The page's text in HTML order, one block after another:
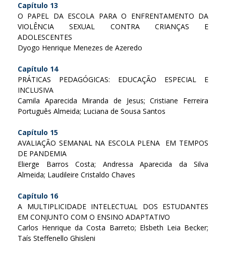
Capítulo 13
O PAPEL DA ESCOLA PARA O ENFRENTAMENTO DA
VIOLÊNCIA SEXUAL CONTRA CRIANÇAS E
ADOLESCENTES
Dyogo Henrique Menezes de Azeredo
Capítulo 14
PRÁTICAS PEDAGÓGICAS: EDUCAÇÃO ESPECIAL E
INCLUSIVA
Camila Aparecida Miranda de Jesus; Cristiane Ferreira
Português Almeida; Luciana de Sousa Santos
Capítulo 15
AVALIAÇÃO SEMANAL NA ESCOLA PLENA EM TEMPOS
DE PANDEMIA
Elierge Barros Costa; Andressa Aparecida da Silva
Almeida; Laudileire Cristaldo Chaves
Capítulo 16
A MULTIPLICIDADE INTELECTUAL DOS ESTUDANTES
EM CONJUNTO COM O ENSINO ADAPTATIVO
Carlos Henrique da Costa Barreto; Elsbeth Leia Becker;
Taís Steffenello Ghisleni